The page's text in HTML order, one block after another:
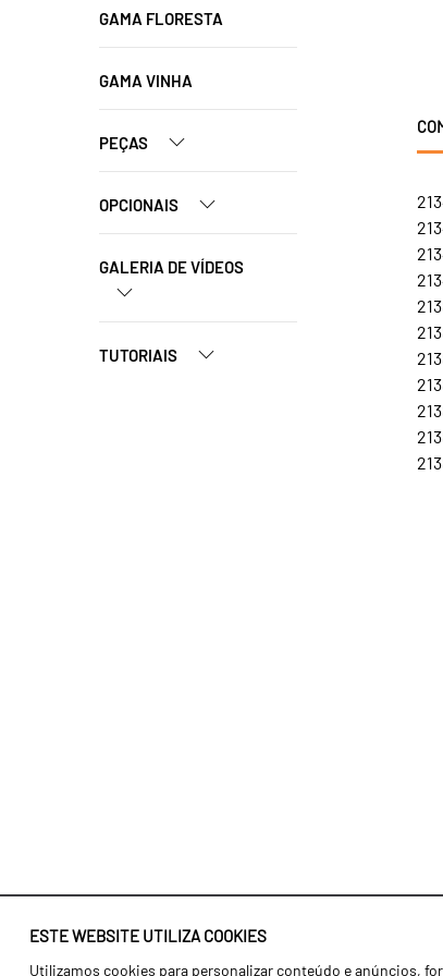
ESTE WEBSITE UTILIZA COOKIES
Utilizamos cookies para personalizar conteúdo e anúncios,
GAMA FLORESTA
GAMA VINHA
PEÇAS
OPCIONAIS
GALERIA DE VÍDEOS
TUTORIAIS